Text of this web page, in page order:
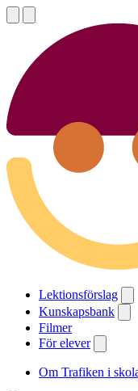
Lektionsförslag
Kunskapsbank
Filmer
För elever
Om Trafiken i